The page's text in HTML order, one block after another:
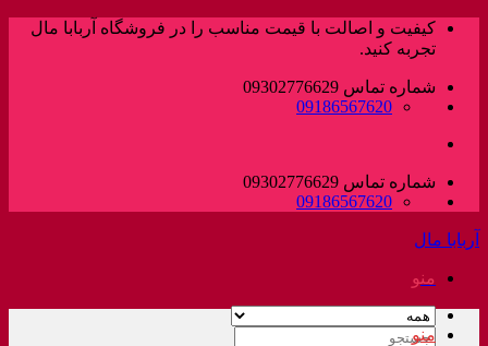
پرش
کیفیت و اصالت با قیمت مناسب را در فروشگاه آربابا مال
تجربه کنید.
شماره تماس 09302776629
09186567620
شماره تماس 09302776629
09186567620
آربابا مال
منو
جستجو
منو